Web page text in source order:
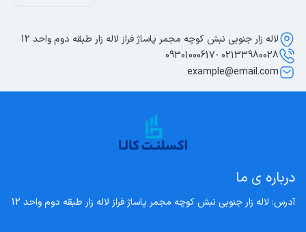
درباره ی ما
آدرس: لاله زار جنوبی نبش کوچه مجمر پاساژ فراز لاله زار طبقه دوم واحد 12
لاله زار جنوبی نبش کوچه مجمر پاساژ فراز لاله زار طبقه دوم واحد 12
02133980028 -09301000617
example@email.com